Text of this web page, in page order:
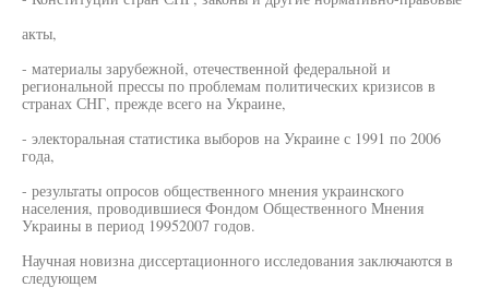
акты,
- материалы зарубежной, отечественной федеральной и
региональной прессы по проблемам политических кризисов в
странах СНГ, прежде всего на Украине,
- электоральная статистика выборов на Украине с 1991 по 2006
года,
- результаты опросов общественного мнения украинского
населения, проводившиеся Фондом Общественного Мнения
Украины в период 19952007 годов.
Научная новизна диссертационного исследования заключаются в
следующем